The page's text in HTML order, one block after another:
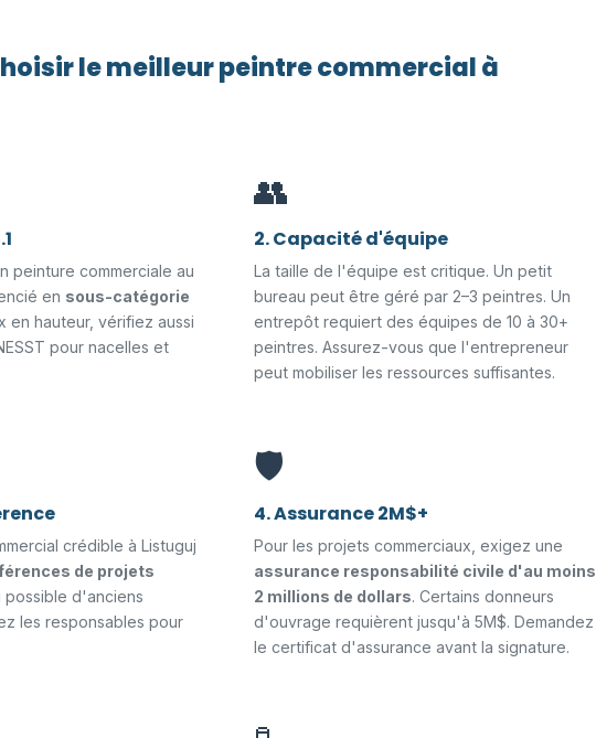
le meilleur peintre commercial à
peinture commerciale au
en sous-catégorie
en hauteur, vérifiez aussi
pour nacelles et
👥
2. Capacité d'équipe
La taille de l'équipe est critique. Un petit
bureau peut être géré par 2–3 peintres. Un
entrepôt requiert des équipes de 10 à 30+
peintres. Assurez-vous que l'entrepreneur
peut mobiliser les ressources suffisantes.
crédible à Listuguj
de projets
possible d'anciens
les responsables pour
🛡️
4. Assurance 2M$+
Pour les projets commerciaux, exigez une
assurance responsabilité civile d'au moins
2 millions de dollars. Certains donneurs
d'ouvrage requièrent jusqu'à 5M$. Demandez
le certificat d'assurance avant la signature.